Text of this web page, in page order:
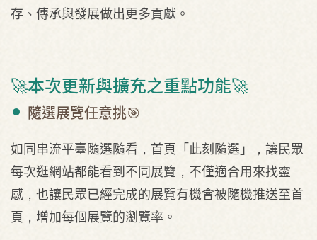
存、傳承與發展做出更多貢獻。
🚀本次更新與擴充之重點功能🚀
隨選展覽任意挑🎯
如同串流平臺隨選隨看，首頁「此刻隨選」，讓民眾
每次逛網站都能看到不同展覽，不僅適合用來找靈
感，也讓民眾已經完成的展覽有機會被隨機推送至首
頁，增加每個展覽的瀏覽率。